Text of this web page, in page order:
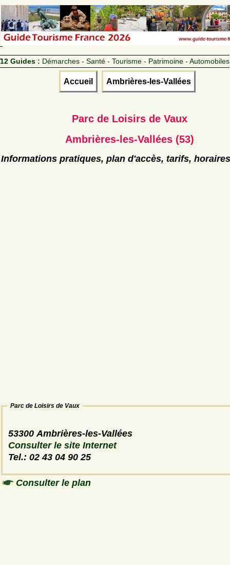
12 Guides : Démarches - Santé - Tourisme - Patrimoine - Automobiles
Accueil Ambrières-les-Vallées
Parc de Loisirs de Vaux
Ambrières-les-Vallées (53)
Informations pratiques, plan d'accès, tarifs, horaires
Parc de Loisirs de Vaux
53300 Ambrières-les-Vallées
Consulter le site Internet
Tel.: 02 43 04 90 25
Consulter le plan